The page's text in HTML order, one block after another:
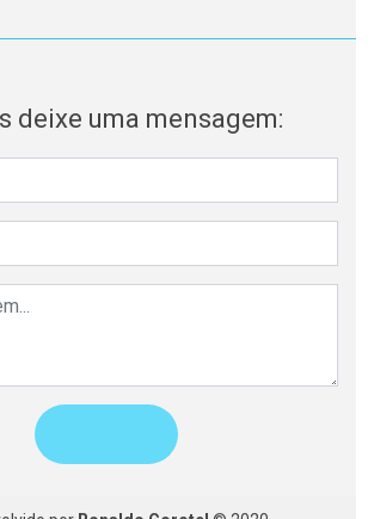
deixe uma mensagem: